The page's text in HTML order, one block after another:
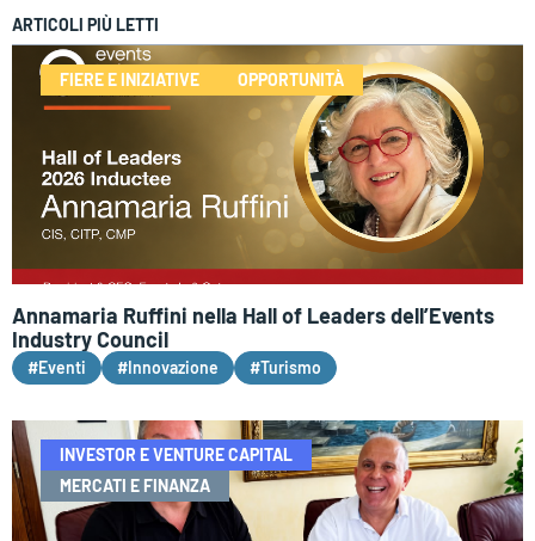
ARTICOLI PIÙ LETTI
FIERE E INIZIATIVE OPPORTUNITÀ
Annamaria Ruffini nella Hall of Leaders dell’Events
Industry Council
#Eventi #Innovazione #Turismo
INVESTOR E VENTURE CAPITAL
MERCATI E FINANZA